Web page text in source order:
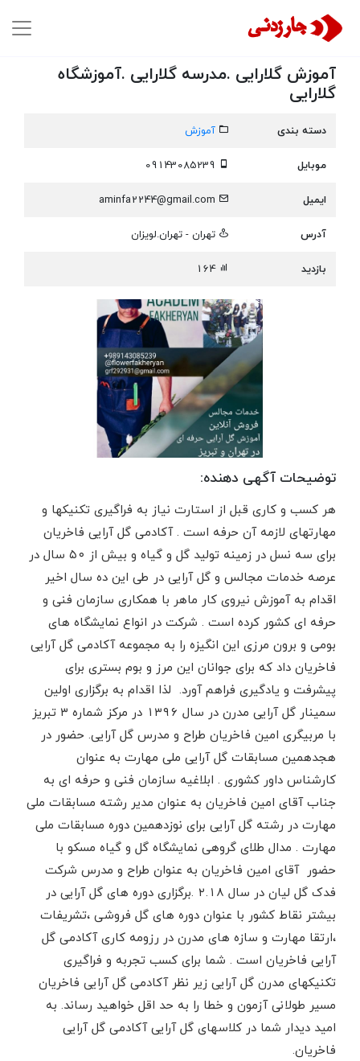
آموزش گلارایی .مدرسه گلارایی .آموزشگاه
گلارایی
دسته بندی
آموزش
موبایل
ایمیل
aminfa2244@gmail.com
آدرس
تهران - تهران.لویزان
بازدید
توضیحات آگهی دهنده:
هر کسب و کاری قبل از استارت نیاز به فراگیری تکنیکها و
مهارتهای لازمه آن حرفه است . آکادمی گل آرایی فاخریان
برای سه نسل در زمینه تولید گل و گیاه و بیش از ۵۰ سال در
عرصه خدمات مجالس و گل آرایی در طی این ده سال اخیر
اقدام به آموزش نیروی کار ماهر با همکاری سازمان فنی و
حرفه ای کشور کرده است . شرکت در انواع نمایشگاه های
بومی و برون مرزی این انگیزه را به مجموعه آکادمی گل آرایی
فاخریان داد که برای جوانان این مرز و بوم بستری برای
پیشرفت و یادگیری فراهم آورد. لذا اقدام به برگزاری اولین
سمینار گل آرایی مدرن در سال ۱۳۹۶ در مرکز شماره ۳ تبریز
با مربیگری امین فاخریان طراح و مدرس گل آرایی. حضور در
هجدهمین مسابقات گل آرایی ملی مهارت به عنوان
کارشناس داور کشوری . ابلاغیه سازمان فنی و حرفه ای به
جناب آقای امین فاخریان به عنوان مدیر رشته مسابقات ملی
مهارت در رشته گل آرایی برای نوزدهمین دوره مسابقات ملی
مهارت . مدال طلای گروهی نمایشگاه گل و گیاه مسکو با
حضور آقای امین فاخریان به عنوان طراح و مدرس شرکت
فدک گل لیان در سال ۲.۱۸ .برگزاری دوره های گل آرایی در
بیشتر نقاط کشور با عنوان دوره های گل فروشی ،تشریفات
،ارتقا مهارت و سازه های مدرن در رزومه کاری آکادمی گل
آرایی فاخریان است . شما برای کسب تجربه و فراگیری
تکنیکهای مدرن گل آرایی زیر نظر آکادمی گل آرایی فاخریان
مسیر طولانی آزمون و خطا را به حد اقل خواهید رساند. به
امید دیدار شما در کلاسهای گل آرایی آکادمی گل آرایی
فاخریان.